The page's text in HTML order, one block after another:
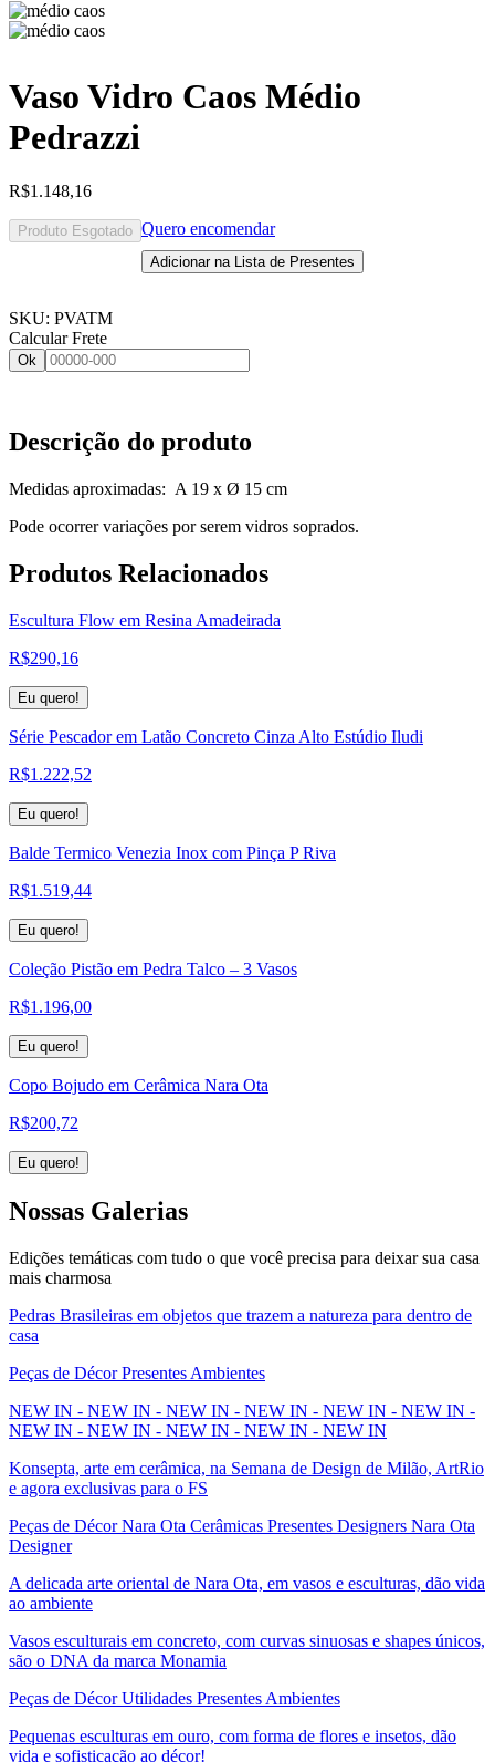
Vaso Vidro Caos Médio
Pedrazzi
R$1.148,16
Produto Esgotado Quero encomendar
Adicionar na Lista de Presentes
SKU: PVATM
Calcular Frete
Ok
Descrição do produto
Medidas aproximadas: A 19 x Ø 15 cm
Pode ocorrer variações por serem vidros soprados.
Produtos Relacionados
Escultura Flow em Resina Amadeirada
R$290,16
Eu quero!
Série Pescador em Latão Concreto Cinza Alto Estúdio Iludi
R$1.222,52
Eu quero!
Balde Termico Venezia Inox com Pinça P Riva
R$1.519,44
Eu quero!
Coleção Pistão em Pedra Talco – 3 Vasos
R$1.196,00
Eu quero!
Copo Bojudo em Cerâmica Nara Ota
R$200,72
Eu quero!
Nossas Galerias
Edições temáticas com tudo o que você precisa para deixar sua casa
mais charmosa
Pedras Brasileiras em objetos que trazem a natureza para dentro de
casa
Peças de Décor Presentes Ambientes
NEW IN - NEW IN - NEW IN - NEW IN - NEW IN - NEW IN -
NEW IN - NEW IN - NEW IN - NEW IN - NEW IN
Konsepta, arte em cerâmica, na Semana de Design de Milão, ArtRio
e agora exclusivas para o FS
Peças de Décor Nara Ota Cerâmicas Presentes Designers Nara Ota
Designer
A delicada arte oriental de Nara Ota, em vasos e esculturas, dão vida
ao ambiente
Vasos esculturais em concreto, com curvas sinuosas e shapes únicos,
são o DNA da marca Monamia
Peças de Décor Utilidades Presentes Ambientes
Pequenas esculturas em ouro, com forma de flores e insetos, dão
vida e sofisticação ao décor!